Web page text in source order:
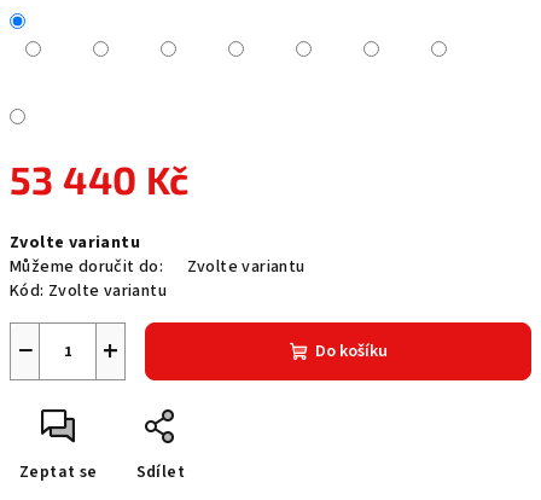
53 440 Kč
cena:
Zvolte variantu
Můžeme doručit do:
Zvolte variantu
Kód: Zvolte variantu
+
− Do košíku
Zeptat se Sdílet